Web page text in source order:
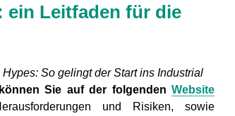
Leitfaden für die
Hypes: So gelingt der Start ins Industrial
können Sie auf der folgenden Website
und Risiken, sowie